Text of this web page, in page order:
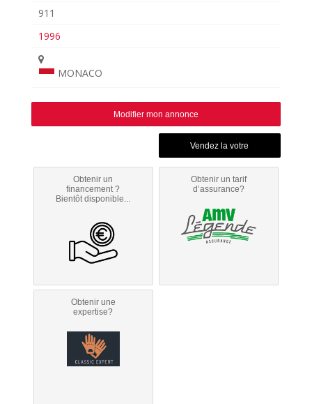
911
1996
MONACO
Modifier mon annonce
Obtenir un
financement ?
Bientôt disponible...
Obtenir un tarif
d’assurance?
Obtenir une
expertise?